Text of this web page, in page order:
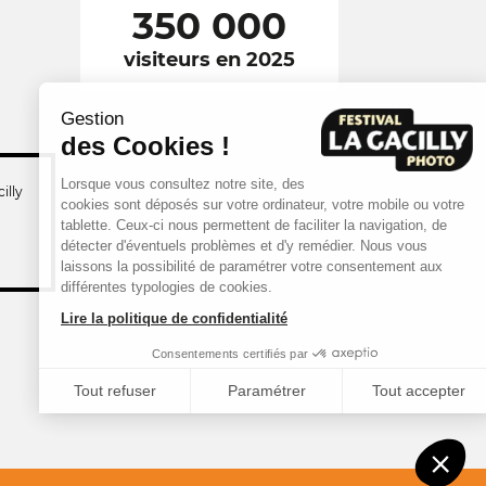
Gestion
des Cookies !
Lorsque vous consultez notre site, des
cookies sont déposés sur votre ordinateur, votre mobile ou votre
tablette. Ceux-ci nous permettent de faciliter la navigation, de
détecter d'éventuels problèmes et d'y remédier. Nous vous
laissons la possibilité de paramétrer votre consentement aux
différentes typologies de cookies.
Lire la politique de confidentialité
Consentements certifiés par
Tout refuser Paramétrer
Tout accepter
Notre plateforme vous permet d'adapter et de gérer vos
350 000
visiteurs en 2025